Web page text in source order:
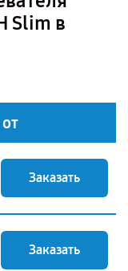
Slim в
Заказать
Заказать